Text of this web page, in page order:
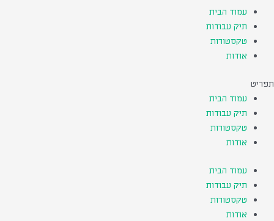
עמוד הבית
תיק עבודות
טקסטורות
אודות
תפריט
עמוד הבית
תיק עבודות
טקסטורות
אודות
עמוד הבית
תיק עבודות
טקסטורות
אודות